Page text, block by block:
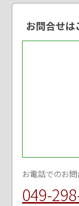
お問合せは
お電話でのお
049-